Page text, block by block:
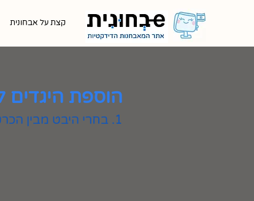
קצת על אבחונית
הוספת היגדים
1. בחרי היבט מבין הכרטיסיות המוצגות